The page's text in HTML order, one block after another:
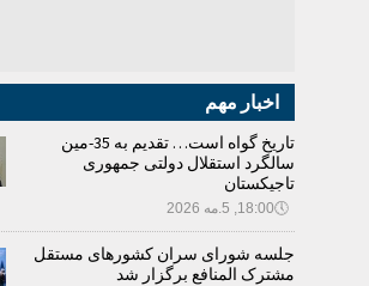
اخبار مهم
تاریخ گواه است… تقدیم به 35-مین
سالگرد استقلال دولتی جمهوری
تاجیکستان
🕔18:00, 5.مه 2026
جلسه شورای سران کشورهای مستقل
مشترک المنافع برگزار شد